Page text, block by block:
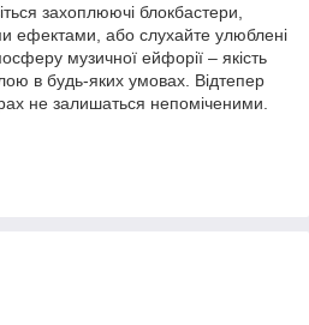
захоплюючі блокбастери,
ефектами, або слухайте улюблені
музичної ейфорії – якість
в будь-яких умовах. Відтепер
не залишаться непоміченими.